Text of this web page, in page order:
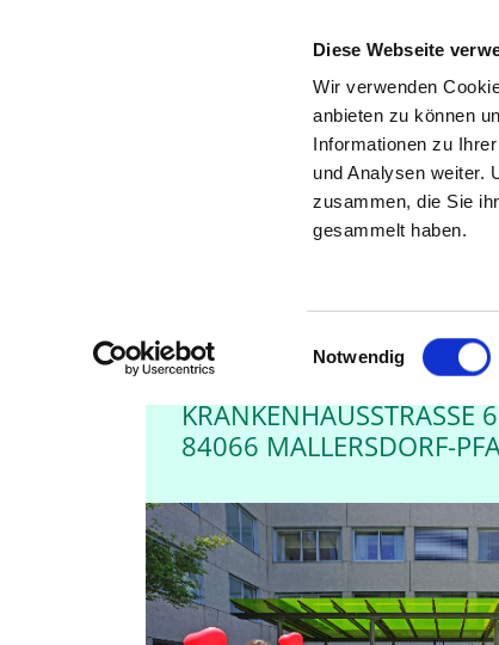
Diese Webseite
Wir verwenden
anbieten zu können
Informationen zu
und Analysen weiter.
zusammen, die Sie
gesammelt haben.
Einwilligungsauswahl
Notwendig
STELLENBÖRSE FÜR
KLINIK
KRANKENHAUSSTRASSE 6
84066 MALLERSDORF-